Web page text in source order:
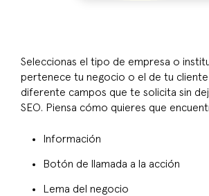
Seleccionas el tipo de empresa o
pertenece tu negocio o el de tu cliente
diferente campos que te solicita sin
SEO. Piensa cómo quieres que
Información
Botón de llamada a la acción
Lema del negocio